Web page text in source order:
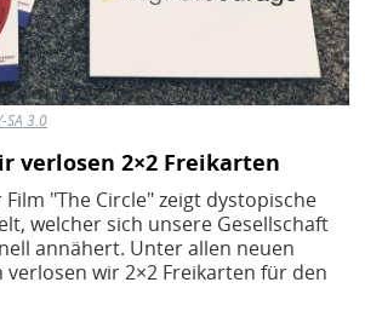
SA 3.0
verlosen 2×2 Freikarten
Film "The Circle" zeigt dystopische
welcher sich unsere Gesellschaft
annähert. Unter allen neuen
wir 2×2 Freikarten für den